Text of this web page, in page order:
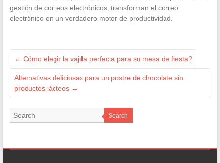
gestión de correos electrónicos, transforman el correo
electrónico en un verdadero motor de productividad.
← Cómo elegir la vajilla perfecta para su mesa de fiesta?
Alternativas deliciosas para un postre de chocolate sin
productos lácteos →
Search